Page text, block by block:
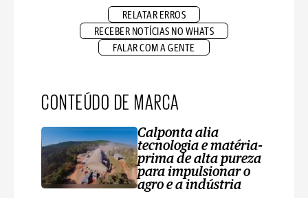
RELATAR ERROS
RECEBER NOTÍCIAS NO WHATS
FALAR COM A GENTE
CONTEÚDO DE MARCA
Calponta alia
tecnologia e matéria-
prima de alta pureza
para impulsionar o
agro e a indústria